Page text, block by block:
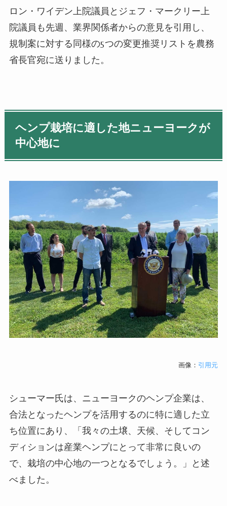
ロン・ワイデン上院議員とジェフ・マークリー上
院議員も先週、業界関係者からの意見を引用し、
規制案に対する同様の5つの変更推奨リストを農務
省長官宛に送りました。
ヘンプ栽培に適した地ニューヨークが
中心地に
画像： 引用元
シューマー氏は、ニューヨークのヘンプ企業は、
合法となったヘンプを活用するのに特に適した立
ち位置にあり、「我々の土壌、天候、そしてコン
ディションは産業ヘンプにとって非常に良いの
で、栽培の中心地の一つとなるでしょう。」と述
べました。